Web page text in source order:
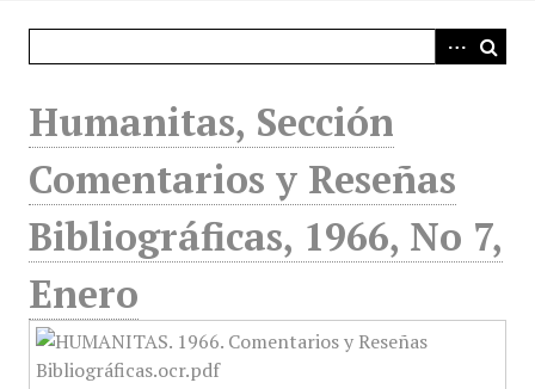
Humanitas, Sección
Comentarios y Reseñas
Bibliográficas, 1966, No 7,
Enero